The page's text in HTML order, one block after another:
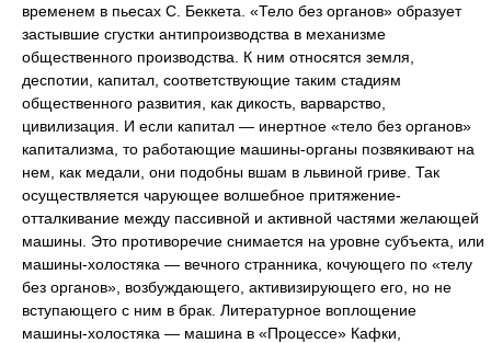
временем в пьесах С. Беккета. «Тело без органов» образует
застывшие сгустки антипроизводства в механизме
общественного производства. К ним относятся земля,
деспотии, капитал, соответствующие таким стадиям
общественного развития, как дикость, варварство,
цивилизация. И если капитал — инертное «тело без органов»
капитализма, то работающие машины-органы позвякивают на
нем, как медали, они подобны вшам в львиной гриве. Так
осуществляется чарующее волшебное притяжение-
отталкивание между пассивной и активной частями желающей
машины. Это противоречие снимается на уровне субъекта, или
машины-холостяка — вечного странника, кочующего по «телу
без органов», возбуждающего, активизирующего его, но не
вступающего с ним в брак. Литературное воплощение
машины-холостяка — машина в «Процессе» Кафки,